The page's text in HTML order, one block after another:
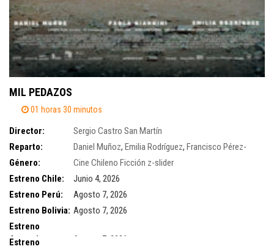
MIL PEDAZOS
01 horas 30 minutos
Director:
Sergio Castro San Martín
Reparto:
Daniel Muñoz, Emilia Rodríguez, Francisco Pérez-
Bannen,Paola Giannini ,Ximena Martín y Andrea Romero
Género: Cine Chileno Ficción z-slider
Estreno Chile:
Junio 4, 2026
Estreno Perú:
Agosto 7, 2026
Estreno Bolivia: Agosto 7, 2026
Estreno
Argentina:
Agosto 7, 2026
Estreno